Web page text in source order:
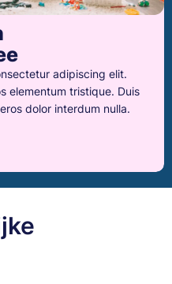
adipiscing elit.
elementum tristique. Duis
dolor interdum nulla.